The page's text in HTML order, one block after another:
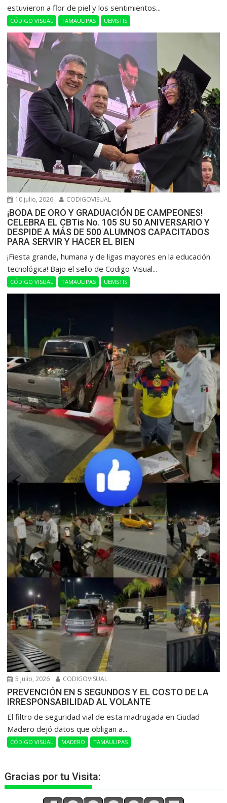
estuvieron a flor de piel y los sentimientos...
CÓDIGO VISUAL TAMAULIPAS UEMSTIS
10 julio, 2026 CODIGOVISUAL
¡BODA DE ORO Y GRADUACIÓN DE CAMPEONES!
CELEBRA EL CBTis No. 105 SU 50 ANIVERSARIO Y
DESPIDE A MÁS DE 500 ALUMNOS CAPACITADOS
PARA SERVIR Y HACER EL BIEN
​¡Fiesta grande, humana y de ligas mayores en la educación
tecnológica! Bajo el sello de Codigo-Visual...
CÓDIGO VISUAL TAMAULIPAS UEMSTIS
5 julio, 2026 CODIGOVISUAL
PREVENCIÓN EN 5 SEGUNDOS Y EL COSTO DE LA
IRRESPONSABILIDAD AL VOLANTE
​El filtro de seguridad vial de esta madrugada en Ciudad
Madero dejó datos que obligan a...
CÓDIGO VISUAL MADERO TAMAULIPAS
Gracias por tu Visita: